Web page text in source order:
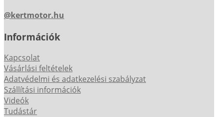
@kertmotor.hu
Információk
Kapcsolat
Vásárlási feltételek
Adatvédelmi és adatkezelési szabályzat
Szállítási információk
Videók
Tudástár